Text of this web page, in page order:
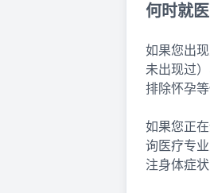
何时就医
如果您出
未出现过
排除怀孕
如果您正
询医疗专
注身体症状